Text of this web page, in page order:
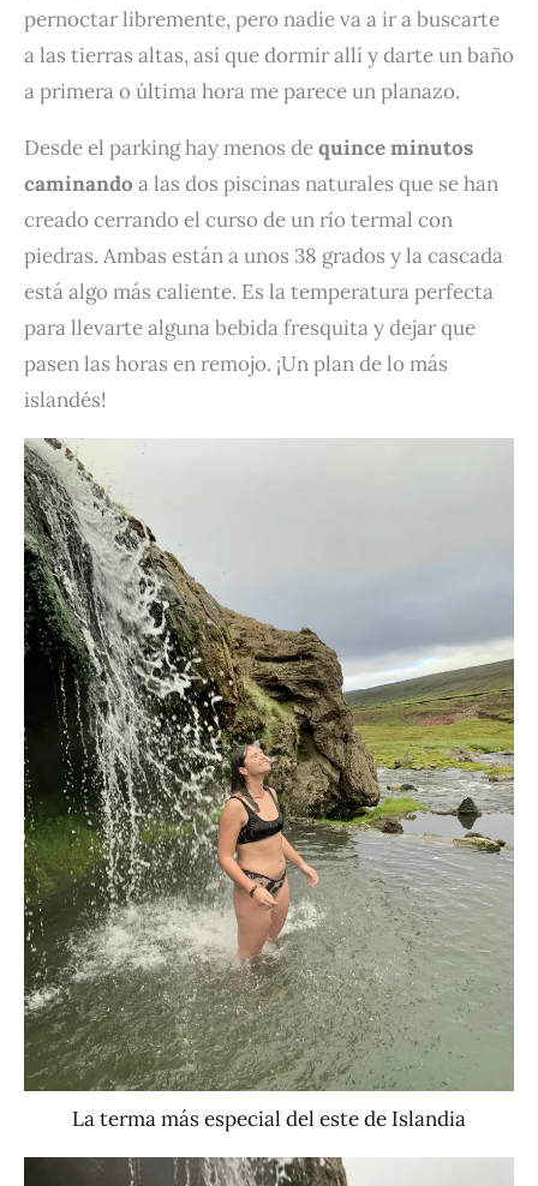
pernoctar libremente, pero nadie va a ir a buscarte
a las tierras altas, así que dormir allí y darte un baño
a primera o última hora me parece un planazo.
Desde el parking hay menos dequince minutos
caminando a las dos piscinas naturales que se han
creado cerrando el curso de un río termal con
piedras. Ambas están a unos 38 grados y la cascada
está algo más caliente. Es la temperatura perfecta
para llevarte alguna bebida fresquita y dejar que
pasen las horas en remojo. ¡Un plan de lo más
islandés!
La terma más especial del este de Islandia